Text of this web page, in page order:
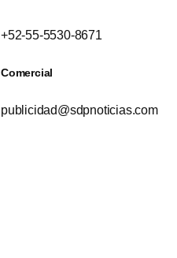
+52-55-5530-8671
Comercial
publicidad@sdpnoticias.com